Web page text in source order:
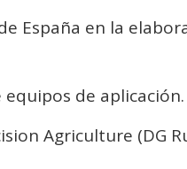
España en la
de aplicación.
Agriculture (DG